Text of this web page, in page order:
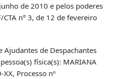
de 2010 e pelos poderes
n° 3, de 12 de fevereiro
de Despachantes
física(s): MARIANA
XX, Processo nº